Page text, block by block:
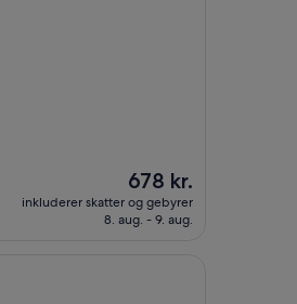
Prisen
678 kr.
678 kr.
inkluderer skatter og gebyrer
8. aug. - 9. aug.